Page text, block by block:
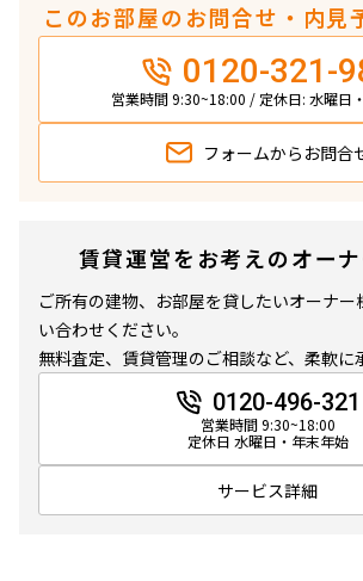
このお部屋のお問合せ・内見
0120-321-
営業時間 9:30~18:00 / 定休日: 水曜日
フォームから お問合
賃貸運営をお考えのオー
ご所有の建物、お部屋を貸したいオーナ
い合わせください。
無料査定、賃貸管理のご相談など、柔軟に
0120-496-321
営業時間 9:30~18:00
定休日 水曜日・年末年始
サービス詳細